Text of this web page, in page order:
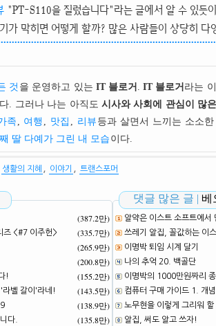
"PT-S110을 질렀습니다"라는 글에서 알 수 있듯
가 막히면 어떻게 할까? 많은 사람들이 상당히 다
것 을 운영하고 있는 IT 블로거 . IT 블로거 라는
. 그러나 나는 아직도 시사와 사회에 관심이 많
족 , 여행 , 맛집 , 리뷰 등과 살면서 느끼는 소소
딸 다예가 그린 내 모습 이다.
생활의 지혜 이야기 트랜스포머
(387.2만)
즈 <#7 이주헌> (335.7만)
(265.9만)
(200.8만)
! (155.2만)
라벨 갈이'라네! (143.5만)
(138.9만)
다. (135.8만)
댓글 많은 글 | 베
알약은 이스트 소프트에
쓰레기 알집, 꼴값하는 이
이명박 퇴임 시계 달기
나의 추억 20. 백골단
이명박의 1000만원짜리
컴퓨터 구매 가이드 1. 개
노무현을 이렇게 그리워
알집, 써도 알고 쓰자!